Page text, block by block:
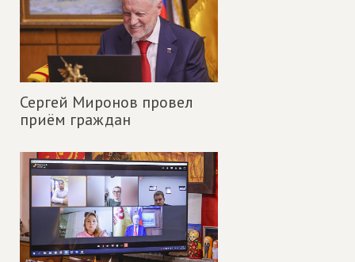
Сергей Миронов провел
приём граждан